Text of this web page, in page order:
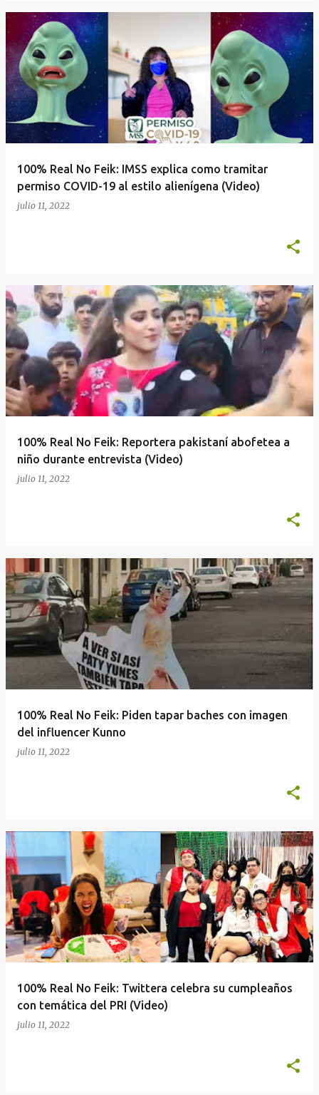
100% Real No Feik: IMSS explica como tramitar
permiso COVID-19 al estilo alienígena (Video)
julio 11, 2022
100% Real No Feik: Reportera pakistaní abofetea a
niño durante entrevista (Video)
julio 11, 2022
100% Real No Feik: Piden tapar baches con imagen
del influencer Kunno
julio 11, 2022
100% Real No Feik: Twittera celebra su cumpleaños
con temática del PRI (Video)
julio 11, 2022